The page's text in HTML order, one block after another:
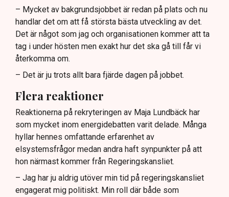
– Mycket av bakgrundsjobbet är redan på plats och nu
handlar det om att få största bästa utveckling av det.
Det är något som jag och organisationen kommer att ta
tag i under hösten men exakt hur det ska gå till får vi
återkomma om.
– Det är ju trots allt bara fjärde dagen på jobbet.
Flera reaktioner
Reaktionerna på rekryteringen av Maja Lundbäck har
som mycket inom energidebatten varit delade. Många
hyllar hennes omfattande erfarenhet av
elsystemsfrågor medan andra haft synpunkter på att
hon närmast kommer från Regeringskansliet.
– Jag har ju aldrig utöver min tid på regeringskansliet
engagerat mig politiskt. Min roll där både som